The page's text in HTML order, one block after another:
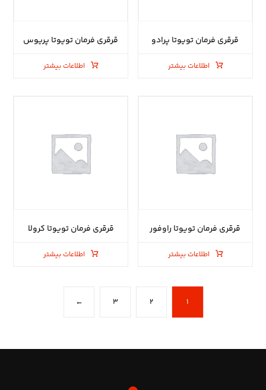
قرقری فرمان تویوتا پرادو
اطلاعات بیشتر
قرقری فرمان تویوتا پریوس
اطلاعات بیشتر
قرقری فرمان تویوتا راوفور
اطلاعات بیشتر
قرقری فرمان تویوتا کرولا
اطلاعات بیشتر
۱ ۲ ۳ ←